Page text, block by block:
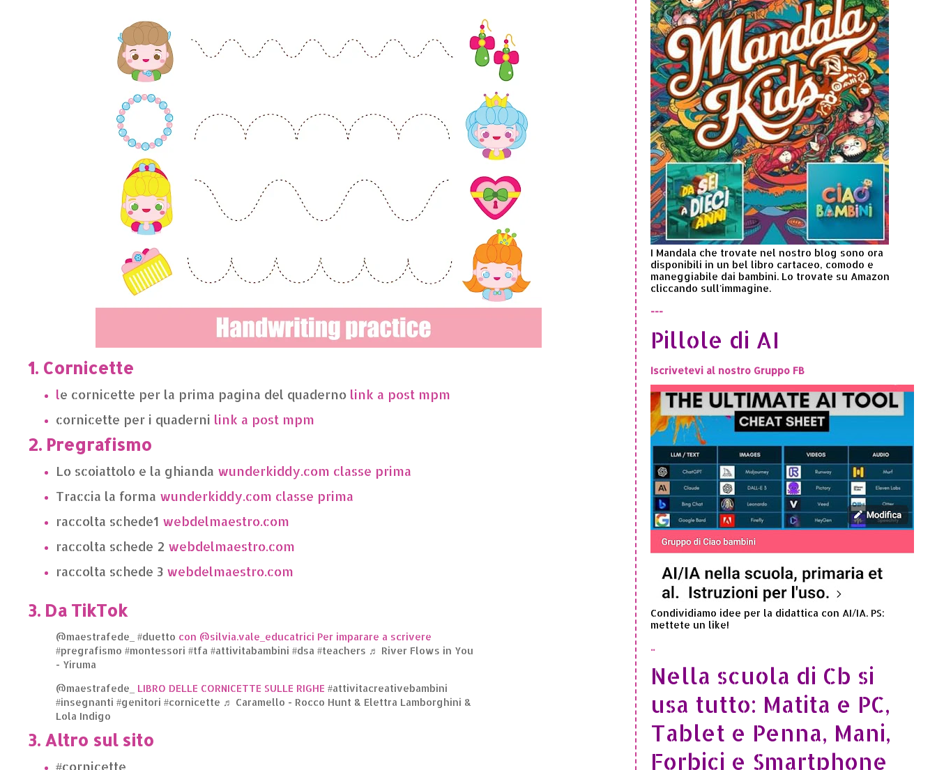
1. Cornicette
le cornicette per la prima pagina del quaderno link a post mpm
cornicette per i quaderni link a post mpm
2. Pregrafismo
Lo scoiattolo e la ghianda wunderkiddy.com classe prima
Traccia la forma wunderkiddy.com classe prima
raccolta schede1 webdelmaestro.com
raccolta schede 2 webdelmaestro.com
raccolta schede 3 webdelmaestro.com
3. Da TikTok
@maestrafede_ #duetto con @silvia.vale_educatrici Per imparare a scrivere
#pregrafismo #montessori #tfa #attivitabambini #dsa #teachers ♬ River Flows in You
- Yiruma
@maestrafede_
LIBRO DELLE CORNICETTE SULLE RIGHE #attivitacreativebambini
#insegnanti #genitori #cornicette ♬ Caramello - Rocco Hunt & Elettra Lamborghini &
Lola Indigo
3. Altro sul sito
#cornicette
I Mandala che trovate nel nostro blog sono ora
disponibili in un bel libro cartaceo, comodo e
maneggiabile dai bambini. Lo trovate su Amazon
cliccando sull'immagine.
---
Pillole di AI
Iscrivetevi al nostro Gruppo FB
Condividiamo idee per la didattica con AI/IA. PS:
mettete un like!
..
Nella scuola di Cb si
usa tutto: Matita e PC,
Tablet e Penna, Mani,
Forbici e Smartphone